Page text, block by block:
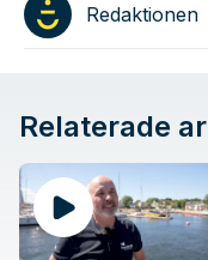
Redaktionen
Relaterade